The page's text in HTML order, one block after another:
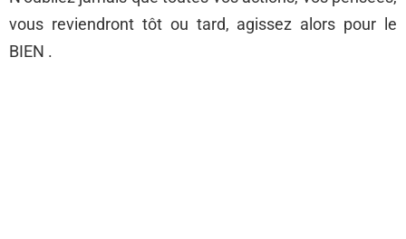
vous reviendront tôt ou tard, agissez alors pour le
BIEN .